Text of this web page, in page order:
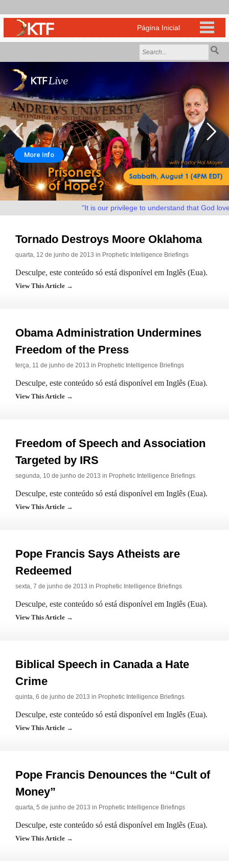
More Info
"It is our privilege to understand that God
Tornado Destroys Moore Oklahoma
quarta, 12 de junho de 2013 in Prophetic Intelligence Briefings
Desculpe, este conteúdo só está disponível em Inglês (Eua).
View This Article →
Obama Administration Undermines
Freedom of the Press
terça, 11 de junho de 2013 in Prophetic Intelligence Briefings
Desculpe, este conteúdo só está disponível em Inglês (Eua).
View This Article →
Freedom of Speech and Association
Targeted by IRS
segunda, 10 de junho de 2013 in Prophetic Intelligence Briefings
Desculpe, este conteúdo só está disponível em Inglês (Eua).
View This Article →
Pope Francis Says Atheists are
Redeemed
sexta, 7 de junho de 2013 in Prophetic Intelligence Briefings
Desculpe, este conteúdo só está disponível em Inglês (Eua).
View This Article →
Biblical Speech in Canada a Hate
Crime
quinta, 6 de junho de 2013 in Prophetic Intelligence Briefings
Desculpe, este conteúdo só está disponível em Inglês (Eua).
View This Article →
Pope Francis Denounces the “Cult of
Money”
quarta, 5 de junho de 2013 in Prophetic Intelligence Briefings
Desculpe, este conteúdo só está disponível em Inglês (Eua).
View This Article →